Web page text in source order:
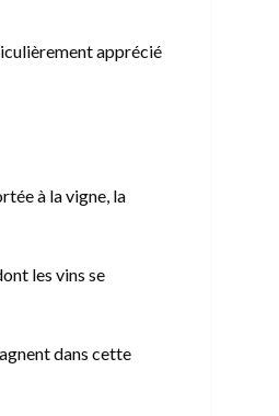
apprécié
à la vigne, la
les vins se
dans cette